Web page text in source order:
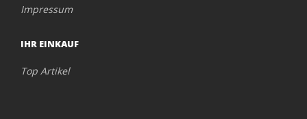
Impressum
IHR EINKAUF
Top Artikel